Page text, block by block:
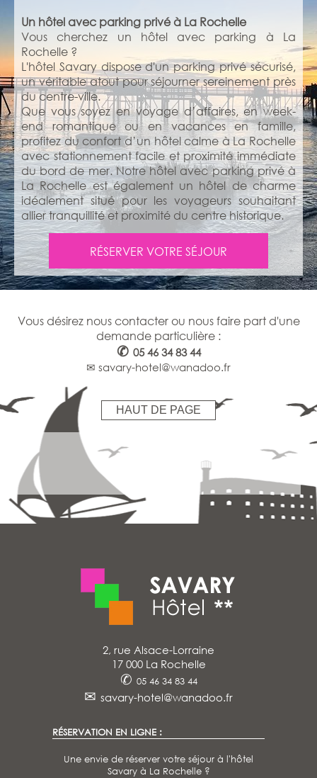
Un hôtel avec parking privé à La Rochelle
Vous cherchez un hôtel avec parking à La
Rochelle ?
L'hôtel Savary dispose d'un parking privé sécurisé,
un véritable atout pour séjourner sereinement près
du centre-ville.
Que vous soyez en voyage d’affaires, en week-
end romantique ou en vacances en famille,
profitez du confort d’un hôtel calme à La Rochelle
avec stationnement facile et proximité immédiate
du bord de mer. Notre hôtel avec parking privé à
La Rochelle est également un hôtel de charme
idéalement situé pour les voyageurs souhaitant
allier tranquillité et proximité du centre historique.
RÉSERVER VOTRE SÉJOUR
Vous désirez nous contacter ou nous faire part d'une
demande particulière :
✆ 05 46 34 83 44
✉ savary-hotel@wanadoo.fr
HAUT DE PAGE
2, rue Alsace-Lorraine
17 000 La Rochelle
✆ 05 46 34 83 44
✉ savary-hotel@wanadoo.fr
RÉSERVATION EN LIGNE :
Une envie de réserver votre séjour à l'hôtel
Savary à La Rochelle ?